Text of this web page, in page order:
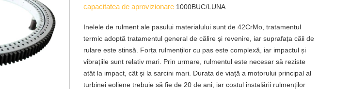
capacitatea de aprovizionare 1000BUC/LUNA
Inelele de rulment ale pasului materialului sunt de 42CrMo, tratamentul
termic adoptă tratamentul general de călire și revenire, iar suprafața căii de
rulare este stinsă. Forța rulmenților cu pas este complexă, iar impactul și
vibrațiile sunt relativ mari. Prin urmare, rulmentul este necesar să reziste
atât la impact, cât și la sarcini mari. Durata de viață a motorului principal al
turbinei eoliene trebuie să fie de 20 de ani, iar costul instalării rulmenților